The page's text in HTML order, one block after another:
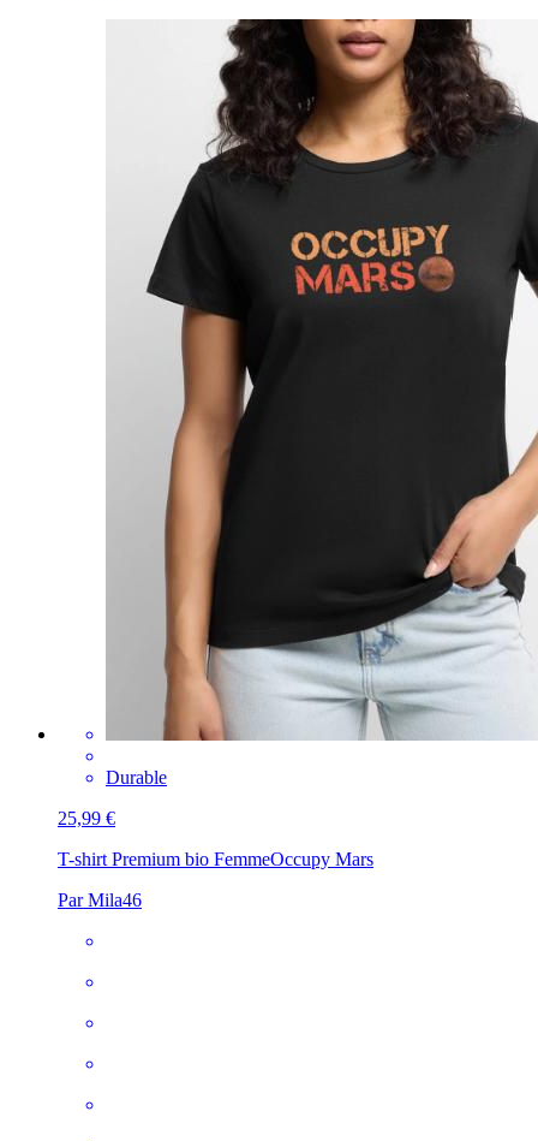
Durable
25,99 €
T-shirt Premium bio FemmeOccupy Mars
Par Mila46